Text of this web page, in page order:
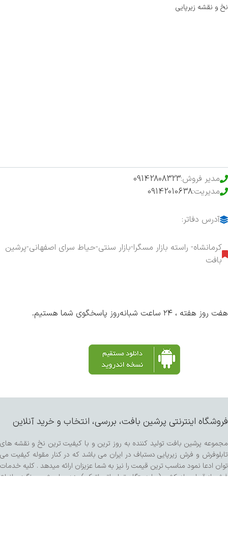
نخ و نقشه زیرپایی
مدیر فروش:09142808323
مدیریت:09142010638
آدرس دفاتر:
کرمانشاه- راسته بازار مسگرا-بازار سنتی-حیاط سرای اصفهانی-پرشین
بافت
هفت روز هفته ، ۲۴ ساعت شبانه‌روز پاسخگوی شما هستیم.
فروشگاه اینترنتی پرشین بافت، بررسی، انتخاب و خرید آنلاین
مجموعه پرشین بافت تولید کننده به روز ترین و با کیفیت ترین نخ و نقشه های
تابلوفرش و فرش زیرپایی دستباف در ایران می باشد که در کنار مقوله کیفیت می
توان ادعا نمود مناسب ترین قیمت را نیز به شما عزیزان ارائه میدهد . کلیه خدمات
فرش از قبیل چله کشی ( با دستگاه تمام اتوماتیک ) پنبه و ابریشم ، رنگرزی انواع